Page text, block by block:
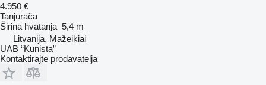
4.950 €
Tanjurača
Širina hvatanja 5,4 m
Litvanija, Mažeikiai
UAB “Kunista”
Kontaktirajte prodavatelja